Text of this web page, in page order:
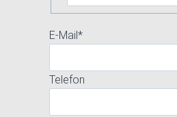
E-Mail*
Telefon